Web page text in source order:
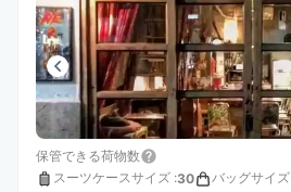
保管できる荷物数
スーツケースサイズ :30 バッグサイズ